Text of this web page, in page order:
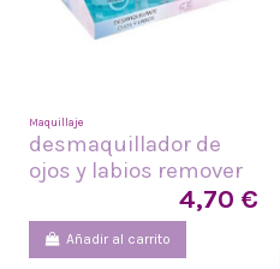
Maquillaje
desmaquillador de
ojos y labios remover
4,70 €
Añadir al carrito